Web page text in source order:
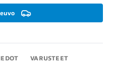
VARUSTEET